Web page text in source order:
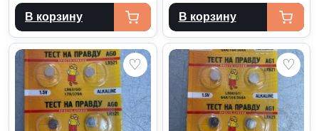
В корзину В корзину
♡ ♡